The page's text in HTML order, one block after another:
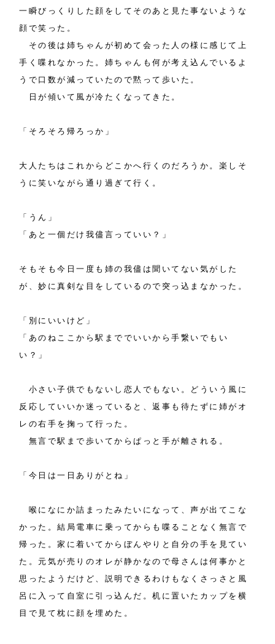
一瞬びっくりした顔をしてそのあと見た事ないような
顔で笑った。
その後は姉ちゃんが初めて会った人の様に感じて上
手く喋れなかった。姉ちゃんも何が考え込んでいるよ
うで口数が減っていたので黙って歩いた。
日が傾いて風が冷たくなってきた。
「そろそろ帰ろっか」
大人たちはこれからどこかへ行くのだろうか。楽しそ
うに笑いながら通り過ぎて行く。
「うん」
「あと一個だけ我儘言っていい？」
そもそも今日一度も姉の我儘は聞いてない気がした
が、妙に真剣な目をしているので突っ込まなかった。
「別にいいけど」
「あのねここから駅まででいいから手繋いでもい
い？」
小さい子供でもないし恋人でもない。どういう風に
反応していいか迷っていると、返事も待たずに姉がオ
レの右手を掬って行った。
無言で駅まで歩いてからぱっと手が離される。
「今日は一日ありがとね」
喉になにか詰まったみたいになって、声が出てこな
かった。結局電車に乗ってからも喋ることなく無言で
帰った。家に着いてからぼんやりと自分の手を見てい
た。元気が売りのオレが静かなので母さんは何事かと
思ったようだけど、説明できるわけもなくさっさと風
呂に入って自室に引っ込んだ。机に置いたカップを横
目で見て枕に顔を埋めた。